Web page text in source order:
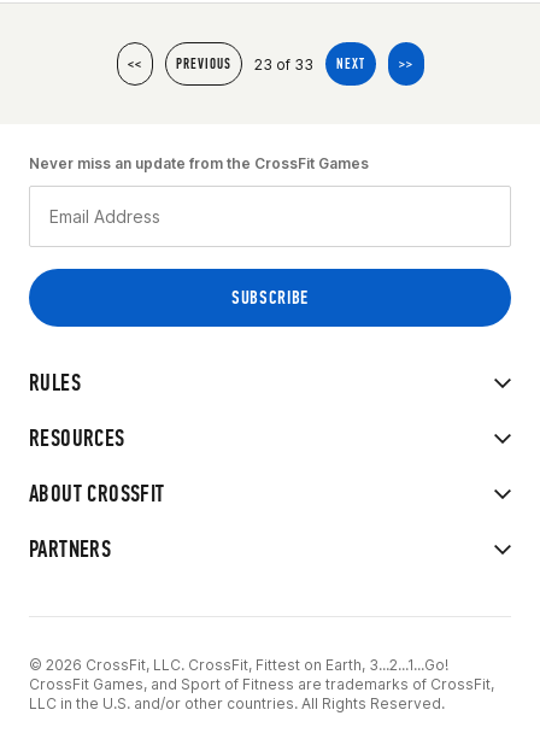
<< PREVIOUS 23 of 33 NEXT >>
RULES
RESOURCES
ABOUT CROSSFIT
PARTNERS
Never miss an update from the CrossFit Games
© 2026 CrossFit, LLC. CrossFit, Fittest on Earth, 3...2...1...Go!
CrossFit Games, and Sport of Fitness are trademarks of CrossFit,
LLC in the U.S. and/or other countries. All Rights Reserved.